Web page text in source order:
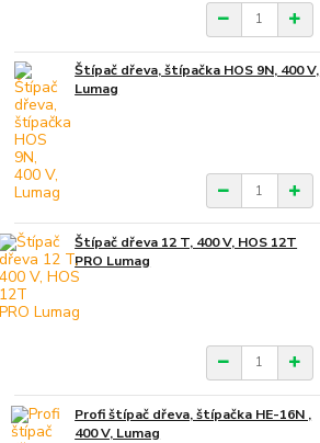
Štípač dřeva, štípačka HOS 9N, 400 V,
Lumag
Štípač dřeva 12 T, 400 V, HOS 12T
PRO Lumag
Profi štípač dřeva, štípačka HE-16N ,
400 V, Lumag